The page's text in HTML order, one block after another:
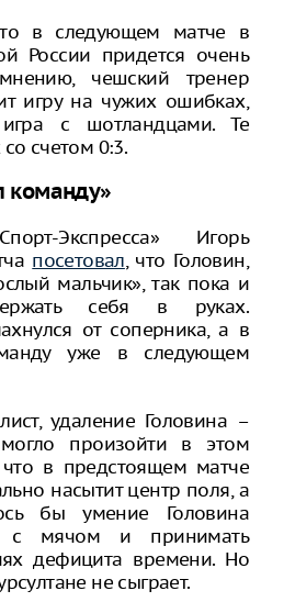
в следующем матче в
России придется очень
чешский тренер
игру на чужих ошибках,
с шотландцами. Те
счетом 0:3.
команду»
Экспресса» Игорь
посетовал, что Головин,
мальчик», так пока и
себя в руках.
от соперника, а в
уже в следующем
удаление Головина –
произойти в этом
в предстоящем матче
насытит центр поля, а
бы умение Головина
с мячом и принимать
дефицита времени. Но
не сыграет.